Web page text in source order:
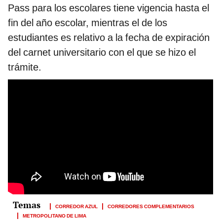
Pass para los escolares tiene vigencia hasta el
fin del año escolar, mientras el de los
estudiantes es relativo a la fecha de expiración
del carnet universitario con el que se hizo el
trámite.
CORREDOR AZUL
CORREDORES COMPLEMENTARIOS
METROPOLITANO DE LIMA